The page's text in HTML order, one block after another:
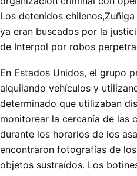
Los detenidos
ya eran buscados por la
de Interpol por robos
En Estados Unidos, el grupo
alquilando vehículos y
determinado que utilizaban
monitorear la cercanía de las
durante los horarios de los
encontraron fotografías de
objetos sustraídos. Los